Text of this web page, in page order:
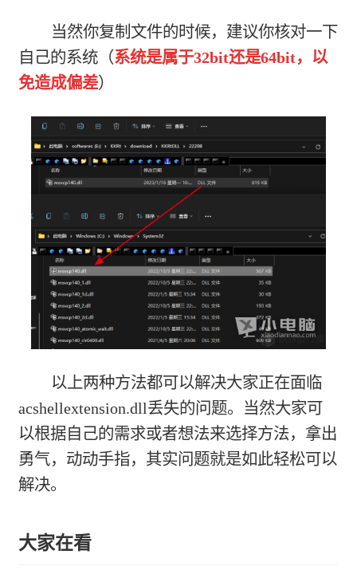
当然你复制文件的时候，建议你核对一下
自己的系统（系统是属于32bit还是64bit，以
免造成偏差）
以上两种方法都可以解决大家正在面临
acshellextension.dll丢失的问题。当然大家可
以根据自己的需求或者想法来选择方法，拿出
勇气，动动手指，其实问题就是如此轻松可以
解决。
大家在看